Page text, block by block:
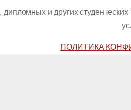
и других
ПОЛИТИКА